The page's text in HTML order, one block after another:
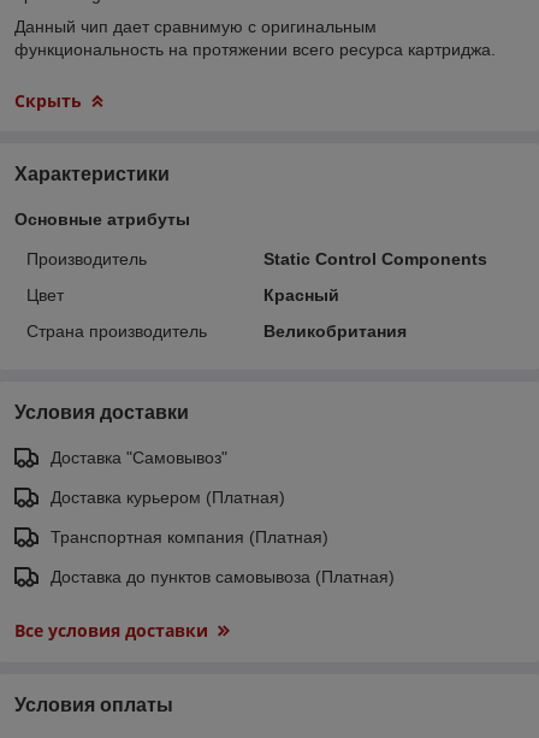
Данный чип дает сравнимую с оригинальным
функциональность на протяжении всего ресурса картриджа.
Скрыть
Характеристики
Основные атрибуты
Производитель
Static Control Components
Цвет
Красный
Страна производитель
Великобритания
Условия доставки
Доставка "Самовывоз"
Доставка курьером (Платная)
Транспортная компания (Платная)
Доставка до пунктов самовывоза (Платная)
Все условия доставки
Условия оплаты